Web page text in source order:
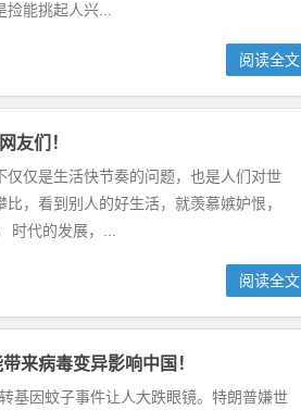
能挑起人兴...
阅读全文
友们！
仅是生活快节奏的问题，也是人们对世
，看到别人的好生活，就羡慕嫉妒恨，
时代的发展，...
阅读全文
来病毒变异影响中国！
基因蚊子事件让人大跌眼镜。特朗普嫌世